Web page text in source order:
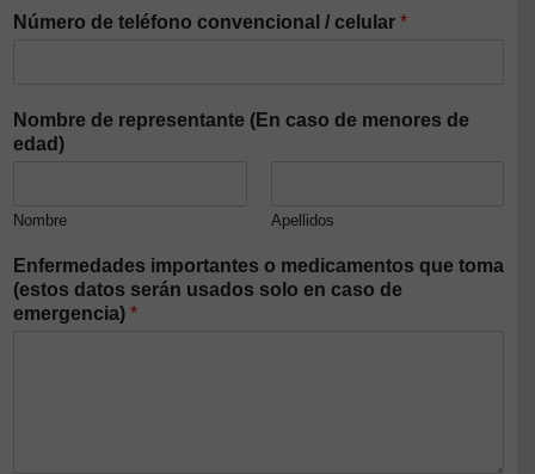
Número de teléfono convencional / celular *
Nombre de representante (En caso de menores de
edad)
Nombre Apellidos
Enfermedades importantes o medicamentos que toma
(estos datos serán usados solo en caso de
emergencia) *